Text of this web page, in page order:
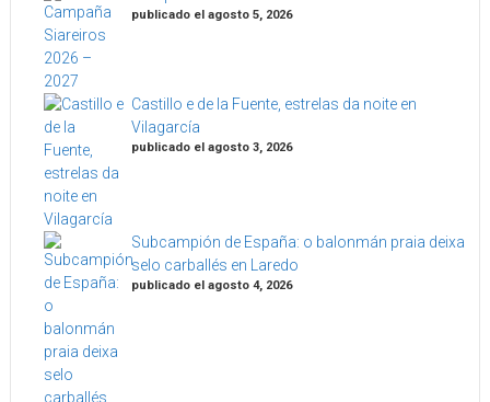
publicado el agosto 5, 2026
Castillo e de la Fuente, estrelas da noite en
Vilagarcía
publicado el agosto 3, 2026
Subcampión de España: o balonmán praia deixa
selo carballés en Laredo
publicado el agosto 4, 2026